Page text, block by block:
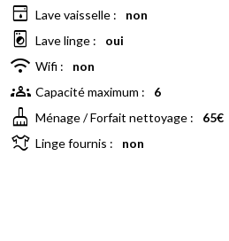
dishwasher Lave vaisselle : non
local_laundry_service Lave linge : oui
wifi Wifi : non
groups Capacité maximum : 6
cleaning_services Ménage / Forfait nettoyage : 65€
laundry Linge fournis : non